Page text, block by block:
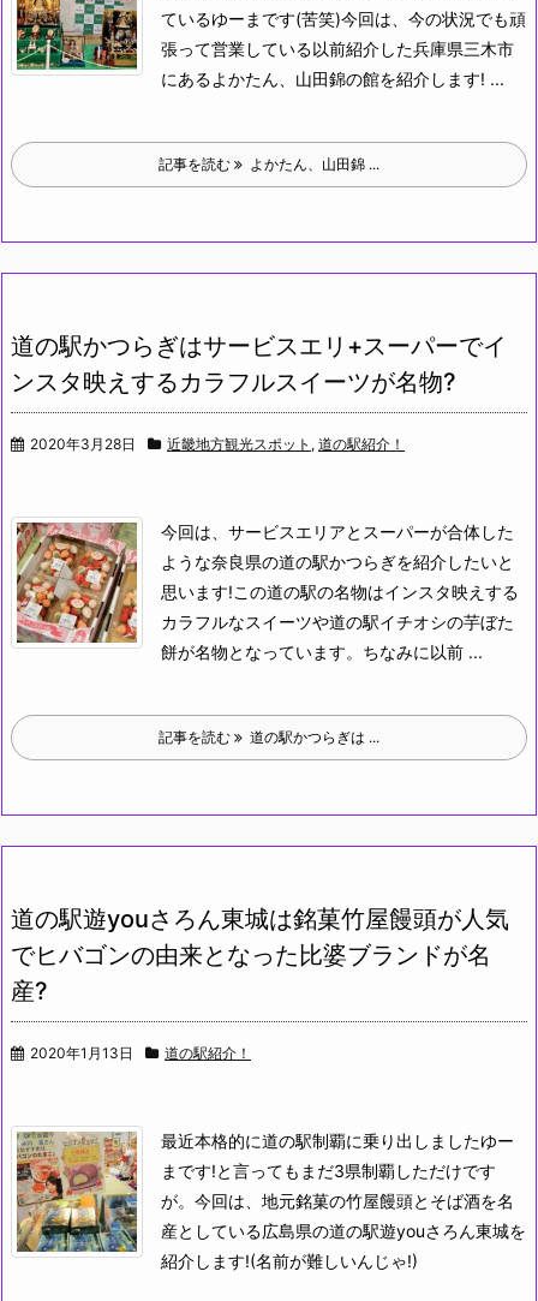
ているゆーまです(苦笑)今回は、今の状況でも頑
張って営業している以前紹介した兵庫県三木市
にあるよかたん、山田錦の館を紹介します! ...
記事を読む よかたん、山田錦 ...
道の駅かつらぎはサービスエリ+スーパーでイ
ンスタ映えするカラフルスイーツが名物?
2020年3月28日 近畿地方観光スポット , 道の駅紹介！
今回は、サービスエリアとスーパーが合体した
ような奈良県の道の駅かつらぎを紹介したいと
思います!この道の駅の名物はインスタ映えする
カラフルなスイーツや道の駅イチオシの芋ぼた
餅が名物となっています。 ちなみに以前 ...
記事を読む 道の駅かつらぎは ...
道の駅遊youさろん東城は銘菓竹屋饅頭が人気
でヒバゴンの由来となった比婆ブランドが名
産?
2020年1月13日 道の駅紹介！
最近本格的に道の駅制覇に乗り出しましたゆー
まです!と言ってもまだ3県制覇しただけです
が。 今回は、地元銘菓の竹屋饅頭とそば酒を名
産としている広島県の道の駅遊youさろん東城を
紹介します!(名前が難しいんじゃ!)